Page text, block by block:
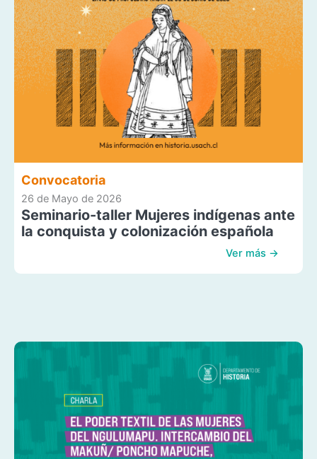
Convocatoria
26 de Mayo de 2026
Seminario-taller Mujeres indígenas ante
la conquista y colonización española
Ver más →